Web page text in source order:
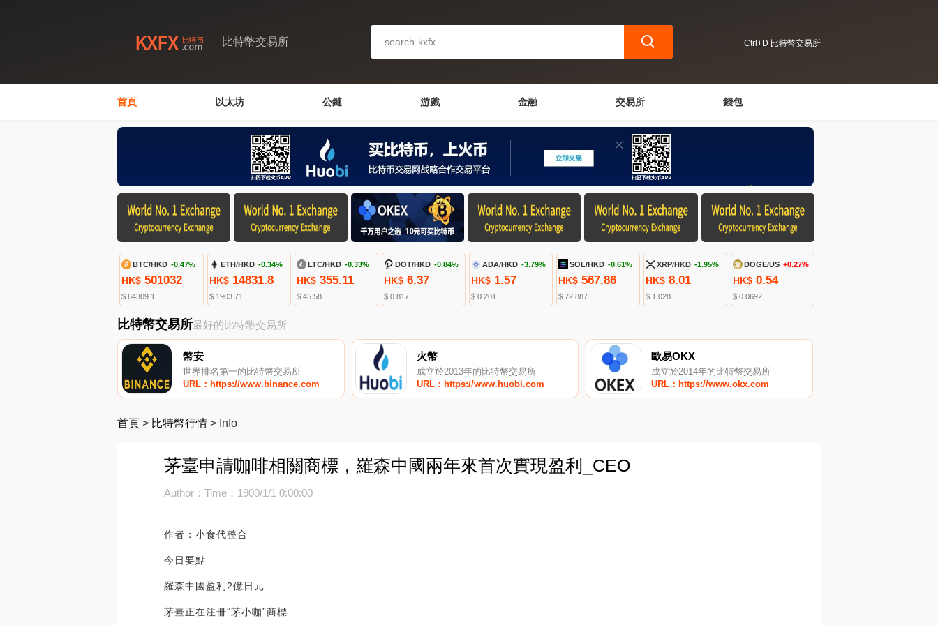
比特幣交易所 Ctrl+D 比特幣交易所
首頁 以太坊 公鏈 游戲 金融 交易所 錢包
BTC/HKD -0.47%
HK$ 501032
$ 64309.1
ETH/HKD -0.34%
HK$14831.8
$ 1903.71
LTC/HKD -0.33%
HK$355.11
$ 45.58
DOT/HKD -0.84%
HK$6.37
$ 0.817
ADA/HKD -3.79%
HK$1.57
$ 0.201
SOL/HKD -0.61%
HK$ 567.86
$ 72.887
XRP/HKD -1.95%
HK$ 8.01
$ 1.028
DOGE/US +0.27%
HK$ 0.54
$ 0.0692
比特幣交易所最好的比特幣交易所
幣安
世界排名第一的比特幣交易所
URL：https://www.binance.com
火幣
成立於2013年的比特幣交易所
URL：https://www.huobi.com
歐易OKX
成立於2014年的比特幣交易所
URL：https://www.okx.com
首頁 > 比特幣行情 > Info
茅臺申請咖啡相關商標，羅森中國兩年來首次實現盈利_CEO
Author：Time：1900/1/1 0:00:00
作者：小食代整合
今日要點
羅森中國盈利2億日元
茅臺正在注冊“茅小咖”商標